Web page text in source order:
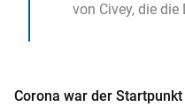
von Civey, die die
Corona war der Startpunkt